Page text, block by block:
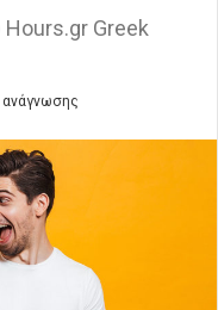
Hours.gr Greek
ανάγνωσης